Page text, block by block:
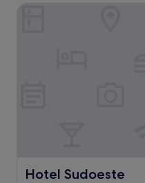
Bewertungen)
Hotel Sudoeste
Hotel Sudoeste